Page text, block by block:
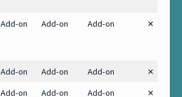
Add-on Add-on Add-on ✕
Add-on Add-on Add-on
✕
Add-on Add-on Add-on ✕